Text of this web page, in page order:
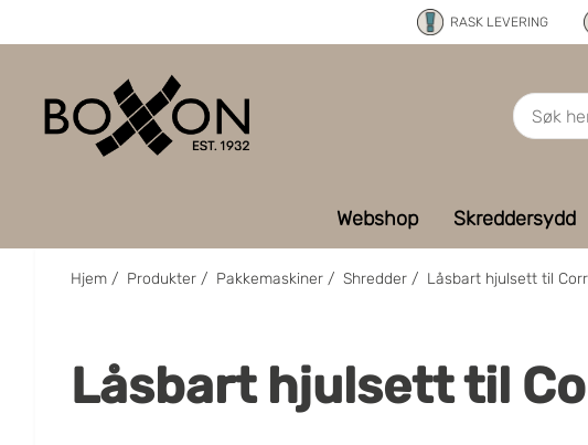
RASK LEVERING
Webshop Skreddersydd
Hjem / Produkter / Pakkemaskiner / Shredder / Låsbart hjulsett til
Låsbart hjulsett til